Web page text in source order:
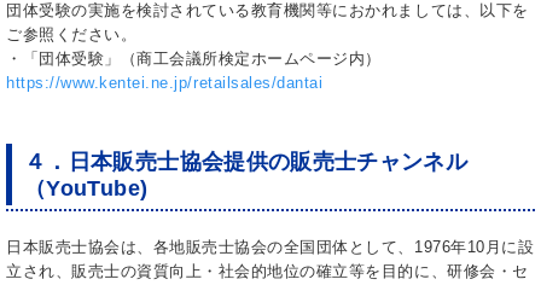
団体受験の実施を検討されている教育機関等におかれましては、以下を
ご参照ください。
・「団体受験」（商工会議所検定ホームページ内）
https://www.kentei.ne.jp/retailsales/dantai
４．日本販売士協会提供の販売士チャンネル
（YouTube)
日本販売士協会は、各地販売士協会の全国団体として、1976年10月に設
立され、販売士の資質向上・社会的地位の確立等を目的に、研修会・セ